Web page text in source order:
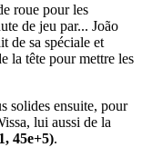
roue pour les
de jeu par... João
de sa spéciale et
la tête pour mettre les
solides ensuite, pour
lui aussi de la
45e+5).